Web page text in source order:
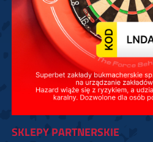
SKLEPY PARTNERSKIE